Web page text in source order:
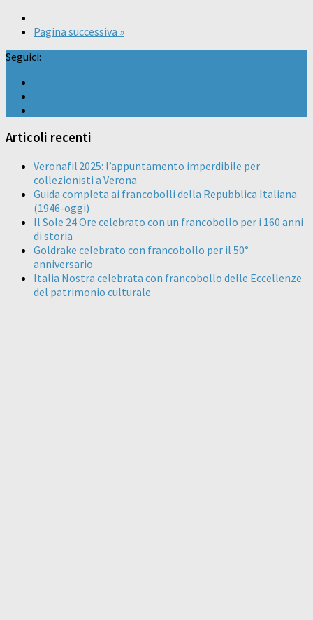
Pagina successiva »
Seguici:
Articoli recenti
Veronafil 2025: l’appuntamento imperdibile per
collezionisti a Verona
Guida completa ai francobolli della Repubblica Italiana
(1946-oggi)
Il Sole 24 Ore celebrato con un francobollo per i 160 anni
di storia
Goldrake celebrato con francobollo per il 50°
anniversario
Italia Nostra celebrata con francobollo delle Eccellenze
del patrimonio culturale